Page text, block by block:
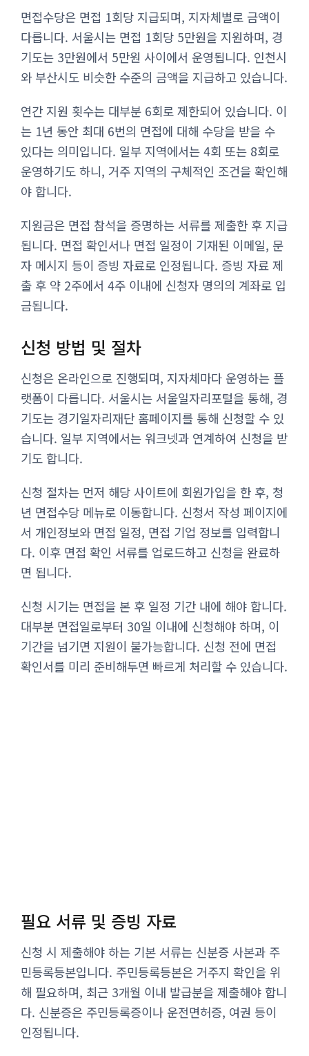
면접수당은 면접 1회당 지급되며, 지자체별로 금액이
다릅니다. 서울시는 면접 1회당 5만원을 지원하며, 경
기도는 3만원에서 5만원 사이에서 운영됩니다. 인천시
와 부산시도 비슷한 수준의 금액을 지급하고 있습니다.
연간 지원 횟수는 대부분 6회로 제한되어 있습니다. 이
는 1년 동안 최대 6번의 면접에 대해 수당을 받을 수
있다는 의미입니다. 일부 지역에서는 4회 또는 8회로
운영하기도 하니, 거주 지역의 구체적인 조건을 확인해
야 합니다.
지원금은 면접 참석을 증명하는 서류를 제출한 후 지급
됩니다. 면접 확인서나 면접 일정이 기재된 이메일, 문
자 메시지 등이 증빙 자료로 인정됩니다. 증빙 자료 제
출 후 약 2주에서 4주 이내에 신청자 명의의 계좌로 입
금됩니다.
신청 방법 및 절차
신청은 온라인으로 진행되며, 지자체마다 운영하는 플
랫폼이 다릅니다. 서울시는 서울일자리포털을 통해, 경
기도는 경기일자리재단 홈페이지를 통해 신청할 수 있
습니다. 일부 지역에서는 워크넷과 연계하여 신청을 받
기도 합니다.
신청 절차는 먼저 해당 사이트에 회원가입을 한 후, 청
년 면접수당 메뉴로 이동합니다. 신청서 작성 페이지에
서 개인정보와 면접 일정, 면접 기업 정보를 입력합니
다. 이후 면접 확인 서류를 업로드하고 신청을 완료하
면 됩니다.
신청 시기는 면접을 본 후 일정 기간 내에 해야 합니다.
대부분 면접일로부터 30일 이내에 신청해야 하며, 이
기간을 넘기면 지원이 불가능합니다. 신청 전에 면접
확인서를 미리 준비해두면 빠르게 처리할 수 있습니다.
필요 서류 및 증빙 자료
신청 시 제출해야 하는 기본 서류는 신분증 사본과 주
민등록등본입니다. 주민등록등본은 거주지 확인을 위
해 필요하며, 최근 3개월 이내 발급분을 제출해야 합니
다. 신분증은 주민등록증이나 운전면허증, 여권 등이
인정됩니다.